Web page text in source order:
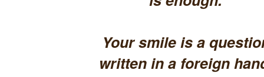
Your smile is a
written in a foreign